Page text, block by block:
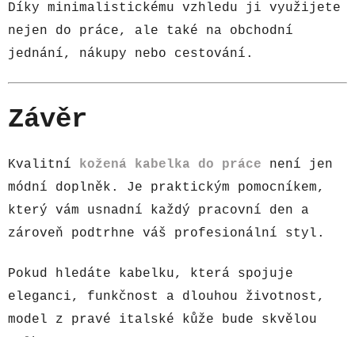
Díky minimalistickému vzhledu ji využijete
nejen do práce, ale také na obchodní
jednání, nákupy nebo cestování.
Závěr
Kvalitní kožená kabelka do práce není jen
módní doplněk. Je praktickým pomocníkem,
který vám usnadní každý pracovní den a
zároveň podtrhne váš profesionální styl.
Pokud hledáte kabelku, která spojuje
eleganci, funkčnost a dlouhou životnost,
model z pravé italské kůže bude skvělou